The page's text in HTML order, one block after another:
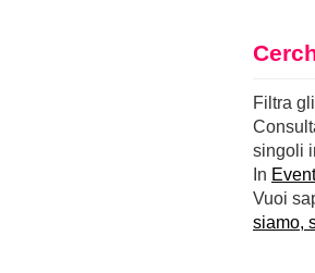
Filtra
singoli
In
Vuoi
siamo,